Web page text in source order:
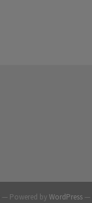
— Powered byWordPress —